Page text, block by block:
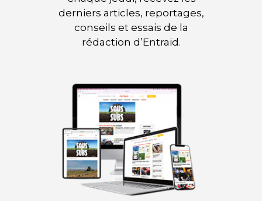
derniers articles, reportages,
conseils et essais de la
rédaction d’Entraid.